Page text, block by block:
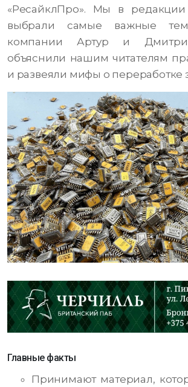
«РесайклПро». Мы в
выбрали самые важные
компании Артур и
объяснили нашим читателям
и развеяли мифы о переработке
Главные факты
Принимают материал,